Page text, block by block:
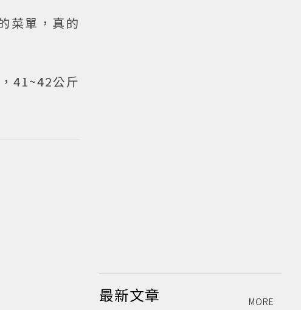
菜單，真的
41~42公斤
最新文章 MORE